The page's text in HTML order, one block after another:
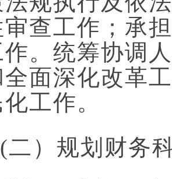
审查工作；承
作。统筹协调
全面深化改革
化工作。
(二 ） 规划财务